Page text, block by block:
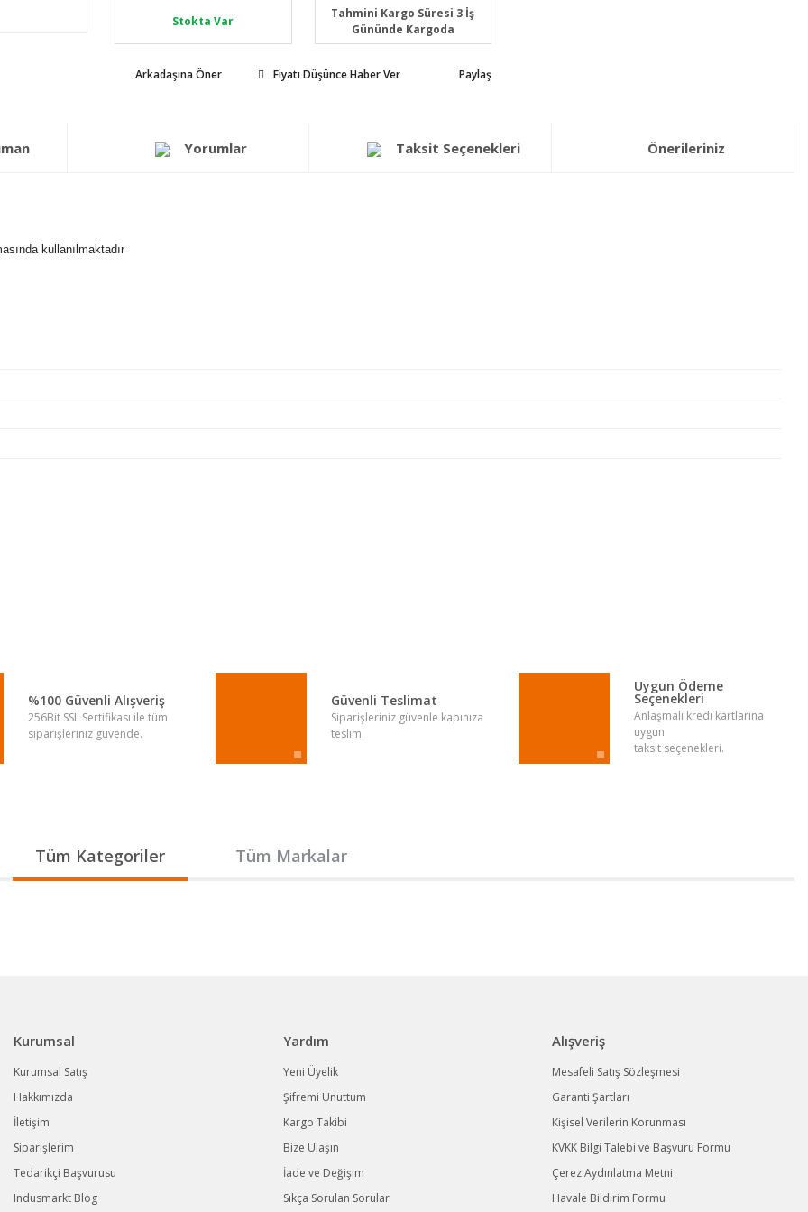
Stokta Var
Tahmini Kargo Süresi 3 İş
Gününde Kargoda
Arkadaşına Öner Fiyatı Düşünce Haber Ver Paylaş
Yorumlar Taksit Seçenekleri Önerileriniz
kullanılmaktadır
%100 Güvenli Alışveriş
256Bit SSL Sertifikası ile tüm
siparişleriniz güvende.
Güvenli Teslimat
Siparişleriniz güvenle kapınıza
teslim.
Uygun Ödeme
Seçenekleri
Anlaşmalı kredi kartlarına
uygun
taksit seçenekleri.
Tüm Kategoriler Tüm Markalar
Kurumsal
Kurumsal Satış
Hakkımızda
İletişim
Siparişlerim
Tedarikçi Başvurusu
Indusmarkt Blog
Yardım
Yeni Üyelik
Şifremi Unuttum
Kargo Takibi
Bize Ulaşın
İade ve Değişim
Sıkça Sorulan Sorular
Alışveriş
Mesafeli Satış Sözleşmesi
Garanti Şartları
Kişisel Verilerin Korunması
KVKK Bilgi Talebi ve Başvuru Formu
Çerez Aydınlatma Metni
Havale Bildirim Formu